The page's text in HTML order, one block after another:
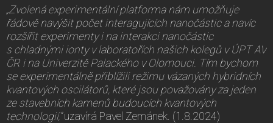
„Zvolená experimentální platforma nám umožňuje
řádově navýšit počet interagujících nanočástic a navíc
rozšířit experimenty i na interakci nanočástic
s chladnými ionty v laboratořích našich kolegů v ÚPT AV
ČR i na Univerzitě Palackého v Olomouci. Tím bychom
se experimentálně přiblížili režimu vázaných hybridních
kvantových oscilátorů, které jsou považovány za jeden
ze stavebních kamenů budoucích kvantových
technologií,“uzavírá Pavel Zemánek. (1.8.2024)